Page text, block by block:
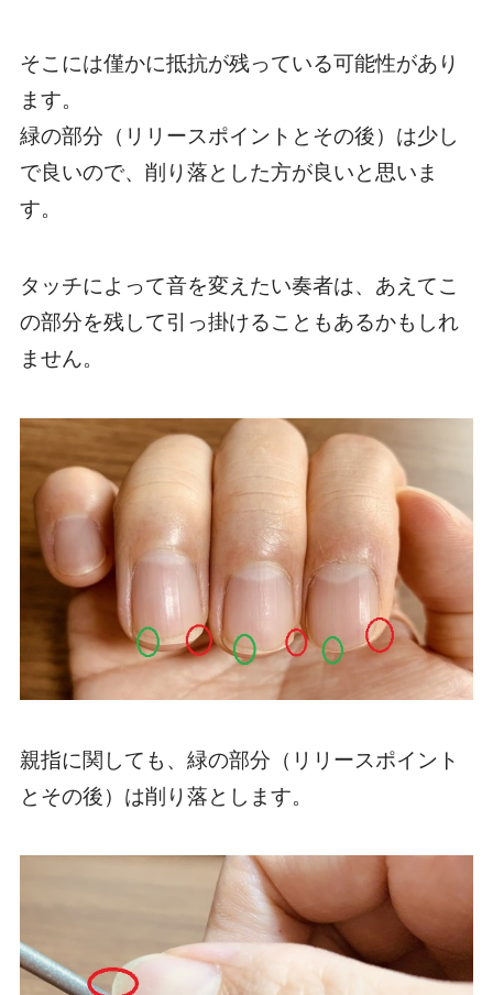
そこには僅かに抵抗が残っている可能性があり
ます。
緑の部分（リリースポイントとその後）は少し
で良いので、削り落とした方が良いと思いま
す。
タッチによって音を変えたい奏者は、あえてこ
の部分を残して引っ掛けることもあるかもしれ
ません。
親指に関しても、緑の部分（リリースポイント
とその後）は削り落とします。